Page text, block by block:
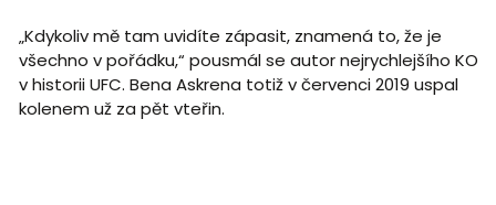
„Kdykoliv mě tam uvidíte zápasit, znamená to, že je
všechno v pořádku,“ pousmál se autor nejrychlejšího KO
v historii UFC. Bena Askrena totiž v červenci 2019 uspal
kolenem už za pět vteřin.